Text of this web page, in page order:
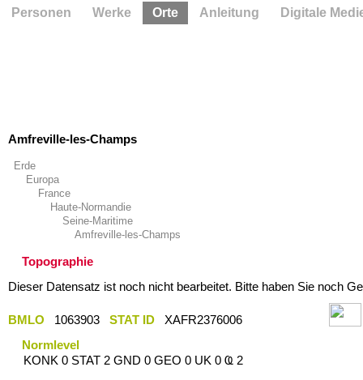
Amfreville-les-Champs
Erde
Europa
France
Haute-Normandie
Seine-Maritime
Amfreville-les-Champs
Topographie
Dieser Datensatz ist noch nicht bearbeitet. Bitte haben Sie noch
BMLO 1063903 STAT ID
XAFR2376006
Normlevel
KONK 0 STAT 2 GND 0 GEO 0 UK 0 Ҩ 2
Personen Werke Orte Anleitung Digitale